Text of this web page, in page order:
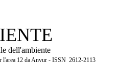
dell'ambiente
l'area 12 da Anvur - ISSN 2612-2113